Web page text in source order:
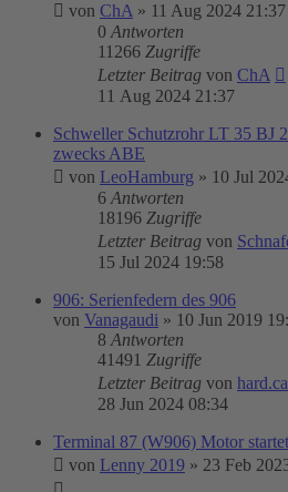
von ChA » 11 Aug 2024 21:37
0 Antworten
11266 Zugriffe
Letzter Beitrag von ChA
11 Aug 2024 21:37
Schweller Schutzrohr LT 35 BJ
zwecks ABE
von LeoHamburg » 10 Jul
6 Antworten
18196 Zugriffe
Letzter Beitrag von
15 Jul 2024 19:58
906: Serienfedern des 906
von Vanagaudi » 10 Jun 2019
8 Antworten
41491 Zugriffe
Letzter Beitrag von
28 Jun 2024 08:34
Terminal 87 (W906) Motor
von Lenny 2019 » 23 Feb